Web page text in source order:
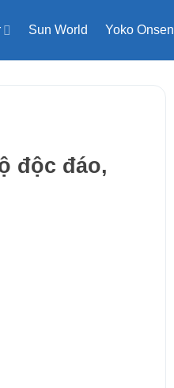
Sun World Yoko Onsen
độc đáo,